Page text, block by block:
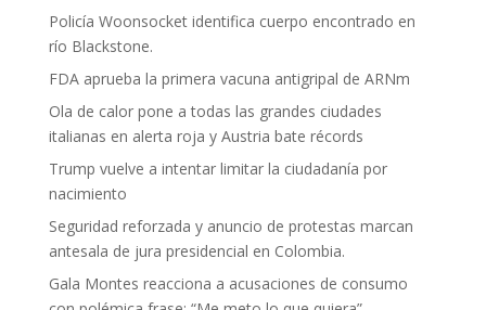
Policía Woonsocket identifica cuerpo encontrado en
río Blackstone.
FDA aprueba la primera vacuna antigripal de ARNm
Ola de calor pone a todas las grandes ciudades
italianas en alerta roja y Austria bate récords
Trump vuelve a intentar limitar la ciudadanía por
nacimiento
Seguridad reforzada y anuncio de protestas marcan
antesala de jura presidencial en Colombia.
Gala Montes reacciona a acusaciones de consumo